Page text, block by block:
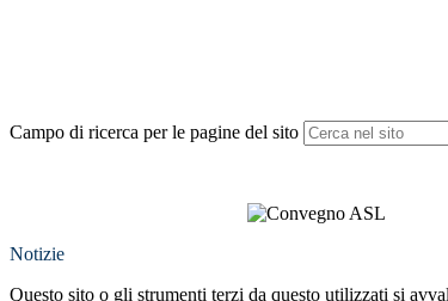
Campo di ricerca per le pagine del sito
Notizie
Questo sito o gli strumenti terzi da questo utilizzati si